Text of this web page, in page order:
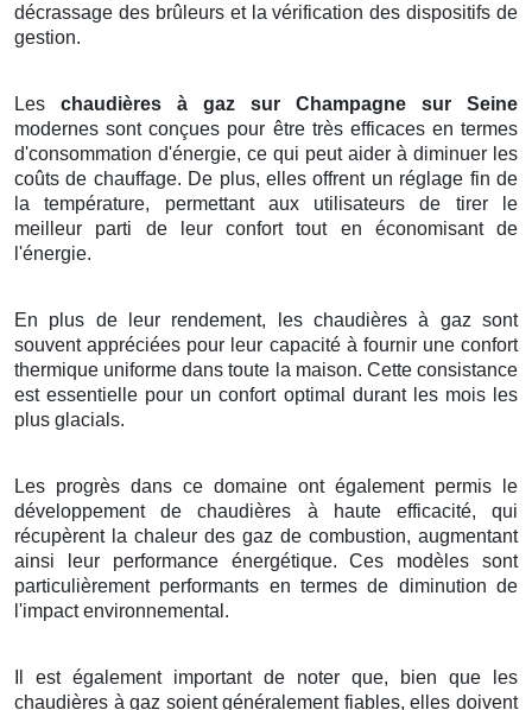
décrassage des brûleurs et la vérification des dispositifs de
gestion.
Les chaudières à gaz sur Champagne sur Seine
modernes sont conçues pour être très efficaces en termes
d'consommation d'énergie, ce qui peut aider à diminuer les
coûts de chauffage. De plus, elles offrent un réglage fin de
la température, permettant aux utilisateurs de tirer le
meilleur parti de leur confort tout en économisant de
l'énergie.
En plus de leur rendement, les chaudières à gaz sont
souvent appréciées pour leur capacité à fournir une confort
thermique uniforme dans toute la maison. Cette consistance
est essentielle pour un confort optimal durant les mois les
plus glacials.
Les progrès dans ce domaine ont également permis le
développement de chaudières à haute efficacité, qui
récupèrent la chaleur des gaz de combustion, augmentant
ainsi leur performance énergétique. Ces modèles sont
particulièrement performants en termes de diminution de
l'impact environnemental.
Il est également important de noter que, bien que les
chaudières à gaz soient généralement fiables, elles doivent